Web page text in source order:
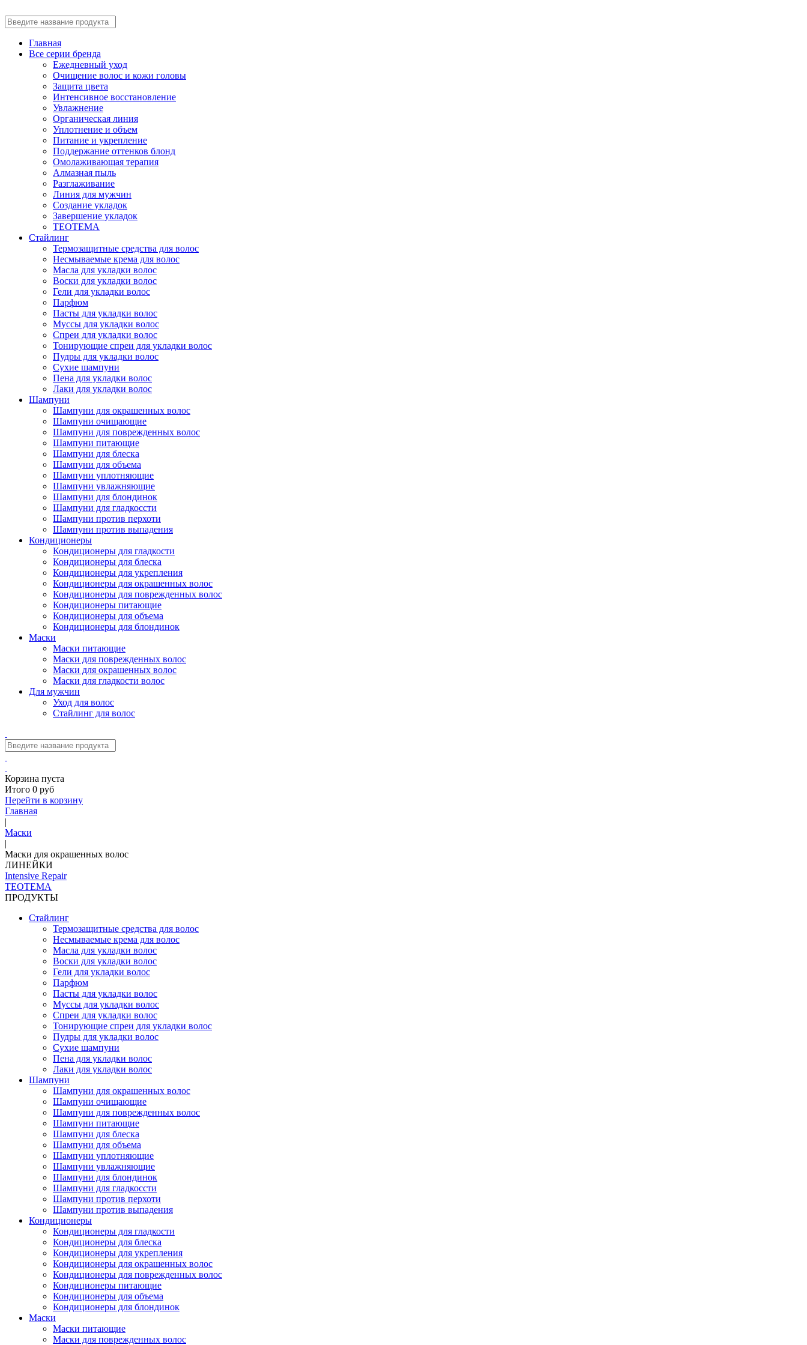
Главная
Все серии бренда
Ежедневный уход
Очищение волос и кожи головы
Защита цвета
Интенсивное восстановление
Увлажнение
Органическая линия
Уплотнение и объем
Питание и укрепление
Поддержание оттенков блонд
Омолаживающая терапия
Алмазная пыль
Разглаживание
Линия для мужчин
Создание укладок
Завершение укладок
TEOTEMA
Стайлинг
Термозащитные средства для волос
Несмываемые крема для волос
Масла для укладки волос
Воски для укладки волос
Гели для укладки волос
Парфюм
Пасты для укладки волос
Муссы для укладки волос
Спреи для укладки волос
Тонирующие спреи для укладки волос
Пудры для укладки волос
Сухие шампуни
Пена для укладки волос
Лаки для укладки волос
Шампуни
Шампуни для окрашенных волос
Шампуни очищающие
Шампуни для поврежденных волос
Шампуни питающие
Шампуни для блеска
Шампуни для объема
Шампуни уплотняющие
Шампуни увлажняющие
Шампуни для блондинок
Шампуни для гладкоссти
Шампуни против перхоти
Шампуни против выпадения
Кондиционеры
Кондиционеры для гладкости
Кондиционеры для блеска
Кондиционеры для укрепления
Кондиционеры для окрашенных волос
Кондиционеры для поврежденных волос
Кондиционеры питающие
Кондиционеры для объема
Кондиционеры для блондинок
Маски
Маски питающие
Маски для поврежденных волос
Маски для окрашенных волос
Маски для гладкости волос
Для мужчин
Уход для волос
Стайлинг для волос
Корзина пуста
Итого 0 руб
Перейти в корзину
Главная
|
Маски
|
Маски для окрашенных волос
ЛИНЕЙКИ
Intensive Repair
TEOTEMA
ПРОДУКТЫ
Стайлинг
Термозащитные средства для волос
Несмываемые крема для волос
Масла для укладки волос
Воски для укладки волос
Гели для укладки волос
Парфюм
Пасты для укладки волос
Муссы для укладки волос
Спреи для укладки волос
Тонирующие спреи для укладки волос
Пудры для укладки волос
Сухие шампуни
Пена для укладки волос
Лаки для укладки волос
Шампуни
Шампуни для окрашенных волос
Шампуни очищающие
Шампуни для поврежденных волос
Шампуни питающие
Шампуни для блеска
Шампуни для объема
Шампуни уплотняющие
Шампуни увлажняющие
Шампуни для блондинок
Шампуни для гладкоссти
Шампуни против перхоти
Шампуни против выпадения
Кондиционеры
Кондиционеры для гладкости
Кондиционеры для блеска
Кондиционеры для укрепления
Кондиционеры для окрашенных волос
Кондиционеры для поврежденных волос
Кондиционеры питающие
Кондиционеры для объема
Кондиционеры для блондинок
Маски
Маски питающие
Маски для поврежденных волос